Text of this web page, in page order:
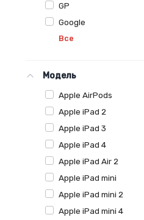
GP
Google
Все
Модель
Apple AirPods
Apple iPad 2
Apple iPad 3
Apple iPad 4
Apple iPad Air 2
Apple iPad mini
Apple iPad mini 2
Apple iPad mini 4